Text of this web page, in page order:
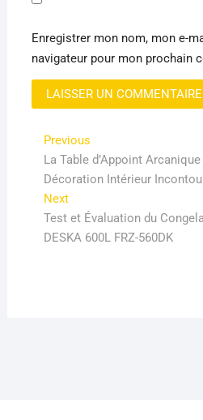
Enregistrer mon nom, mon e-
navigateur pour mon prochain
Navigation
de
l’article
PreviousPrevious
post:
La Table d’Appoint
Décoration Intérieur
NextNext
post:
Test et Évaluation du
DESKA 600L FRZ-560DK